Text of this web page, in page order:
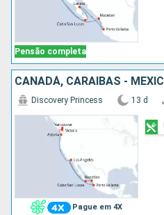
Pensão completa
Pague em 4X
Discovery Princess 13 d